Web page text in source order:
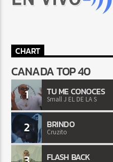
CHART
CANADA TOP 40
1 TU ME CONOCES
Small J EL DE LA S
2 BRINDO
Cruzito
FLASH BACK